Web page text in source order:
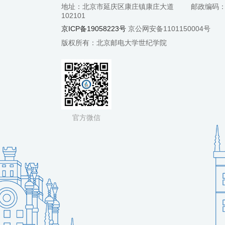
地址：北京市延庆区康庄镇康庄大道
邮政编码
102101
京ICP备19058223号 京公网安备1101150004号
版权所有：北京邮电大学世纪学院
官方微信